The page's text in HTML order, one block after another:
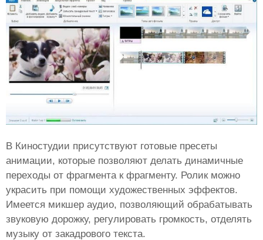
В Киностудии присутствуют готовые пресеты
анимации, которые позволяют делать динамичные
переходы от фрагмента к фрагменту. Ролик можно
украсить при помощи художественных эффектов.
Имеется микшер аудио, позволяющий обрабатывать
звуковую дорожку, регулировать громкость, отделять
музыку от закадрового текста.